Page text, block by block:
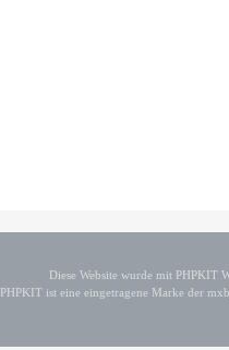
Diese Website wurde mit PHPKIT
PHPKIT ist eine eingetragene Marke der